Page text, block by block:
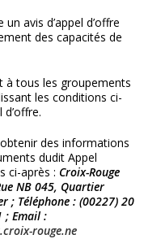
avis d’appel d’offre
des capacités de
à tous les groupements
les conditions ci-
des informations
dudit Appel
ci-après : Croix-Rouge
NB 045, Quartier
; Téléphone : (00227) 20
; Email :
rouge.ne